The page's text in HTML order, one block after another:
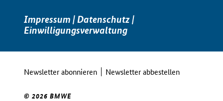
Impressum |Datenschutz|
Einwilligungsverwaltung
Newsletter abonnieren Newsletter abbestellen
© 2026 BMWE